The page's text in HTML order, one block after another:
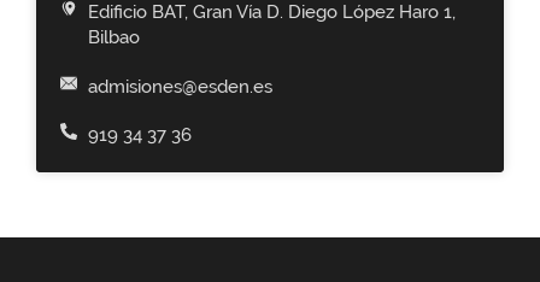
Edificio BAT, Gran Vía D. Diego López Haro 1,
Bilbao
admisiones@esden.es
919 34 37 36